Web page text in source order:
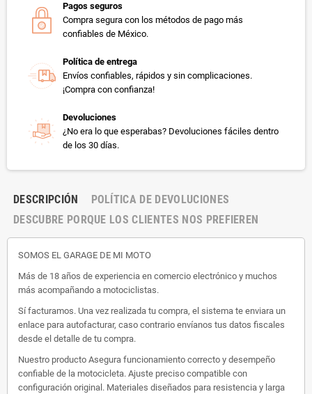
Pagos seguros
Compra segura con los métodos de pago más
confiables de México.
Política de entrega
Envíos confiables, rápidos y sin complicaciones.
¡Compra con confianza!
Devoluciones
¿No era lo que esperabas? Devoluciones fáciles dentro
de los 30 días.
DESCRIPCIÓN
POLÍTICA DE DEVOLUCIONES
DESCUBRE PORQUE LOS CLIENTES NOS PREFIEREN
SOMOS EL GARAGE DE MI MOTO
Más de 18 años de experiencia en comercio electrónico y muchos
más acompañando a motociclistas.
Sí facturamos. Una vez realizada tu compra, el sistema te enviara un
enlace para autofacturar, caso contrario envíanos tus datos fiscales
desde el detalle de tu compra.
Nuestro producto Asegura funcionamiento correcto y desempeño
confiable de la motocicleta. Ajuste preciso compatible con
configuración original. Materiales diseñados para resistencia y larga